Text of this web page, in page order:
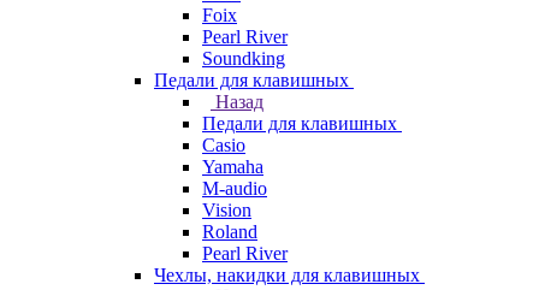
Foix
Pearl River
Soundking
Педали для клавишных
Назад
Педали для клавишных
Casio
Yamaha
M-audio
Vision
Roland
Pearl River
Чехлы, накидки для клавишных